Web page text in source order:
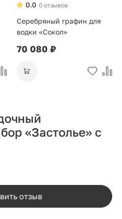
0 отзывов
0.0
Серебряный графин для
водки «Сокол»
70 080 ₽
«Застолье» с
отзыв